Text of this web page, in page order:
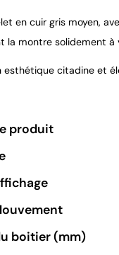
en cuir gris moyen,
la montre solidement
esthétique citadine et
produit
boitier (mm)